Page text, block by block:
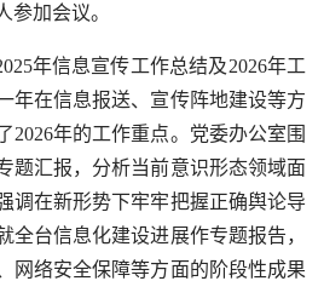
参加会议。
年信息宣传工作总结及2026年工
年在信息报送、宣传阵地建设等方
2026年的工作重点。党委办公室围
题汇报，分析当前意识形态领域面
调在新形势下牢牢把握正确舆论导
全台信息化建设进展作专题报告，
网络安全保障等方面的阶段性成果